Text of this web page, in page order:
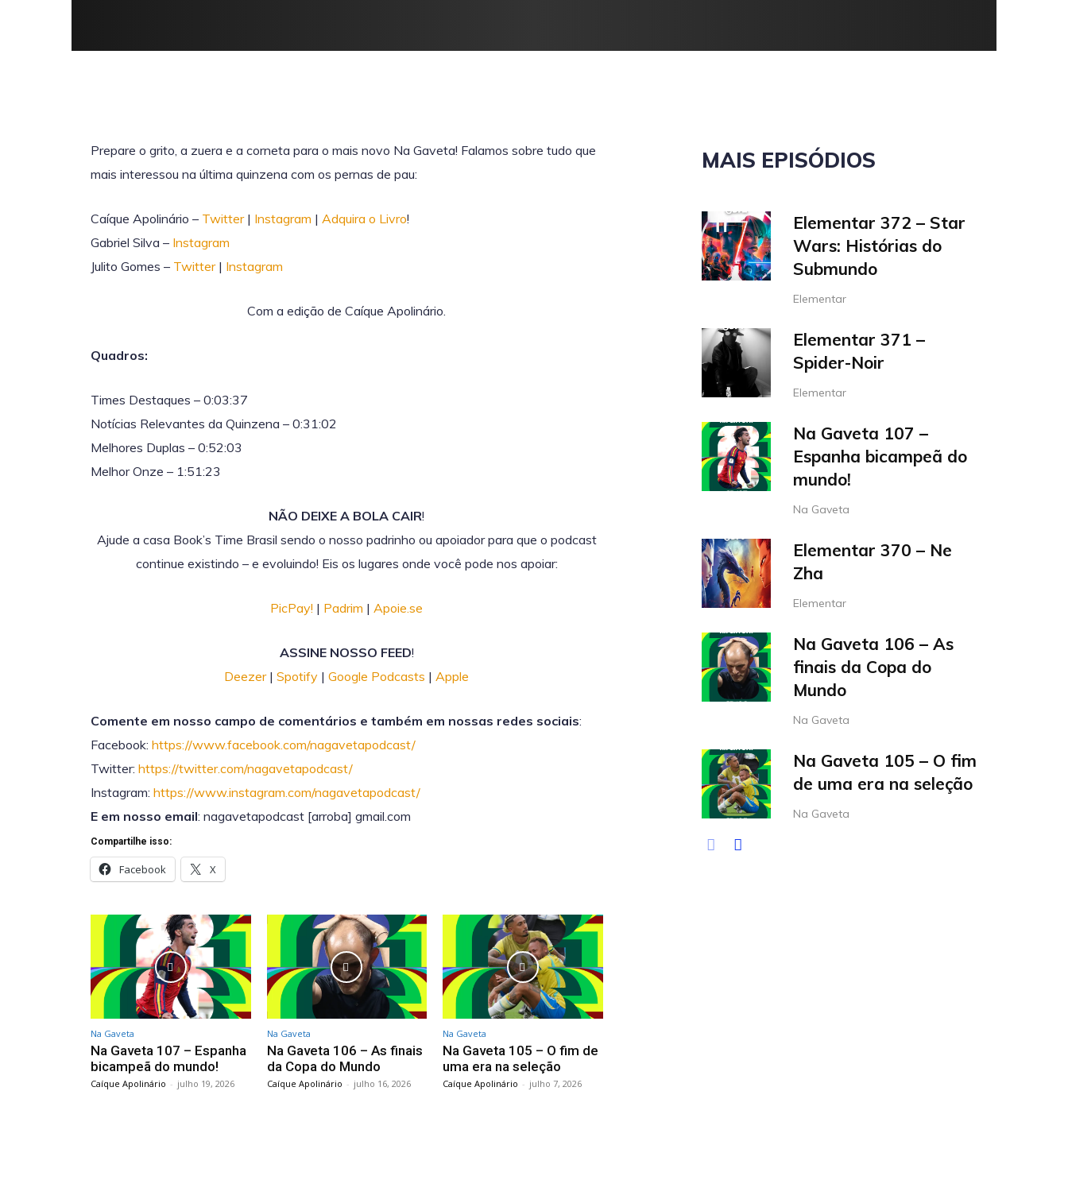
Prepare o grito, a zuera e a corneta para o mais novo Na Gaveta! Falamos sobre tudo que
mais interessou na última quinzena com os pernas de pau:
Caíque Apolinário – Twitter| Instagram | Adquira o Livro!
Gabriel Silva – Instagram
Julito Gomes – Twitter| Instagram
Com a edição de Caíque Apolinário.
Quadros:
Times Destaques – 0:03:37
Notícias Relevantes da Quinzena – 0:31:02
Melhores Duplas – 0:52:03
Melhor Onze – 1:51:23
NÃO DEIXE A BOLA CAIR!
Ajude a casa Book’s Time Brasil sendo o nosso padrinho ou apoiador para que o podcast
continue existindo – e evoluindo! Eis os lugares onde você pode nos apoiar:
PicPay! | Padrim |Apoie.se
ASSINE NOSSO FEED!
Deezer|Spotify |Google Podcasts |Apple
Comente em nosso campo de comentários e também em nossas redes sociais:
Facebook: https://www.facebook.com/nagavetapodcast/
Twitter: https://twitter.com/nagavetapodcast/
Instagram: https://www.instagram.com/nagavetapodcast/
E em nosso email: nagavetapodcast [arroba] gmail.com
Compartilhe isso:
Facebook X
Na Gaveta
Na Gaveta 107 – Espanha
bicampeã do mundo!
Caíque Apolinário - julho 19, 2026
Na Gaveta
Na Gaveta 106 – As finais
da Copa do Mundo
Caíque Apolinário - julho 16, 2026
Na Gaveta
Na Gaveta 105 – O fim de
uma era na seleção
Caíque Apolinário - julho 7, 2026
MAIS EPISÓDIOS
Elementar 372 – Star
Wars: Histórias do
Submundo
Elementar
Elementar 371 –
Spider-Noir
Elementar
Na Gaveta 107 –
Espanha bicampeã do
mundo!
Na Gaveta
Elementar 370 – Ne
Zha
Elementar
Na Gaveta 106 – As
finais da Copa do
Mundo
Na Gaveta
Na Gaveta 105 – O fim
de uma era na seleção
Na Gaveta